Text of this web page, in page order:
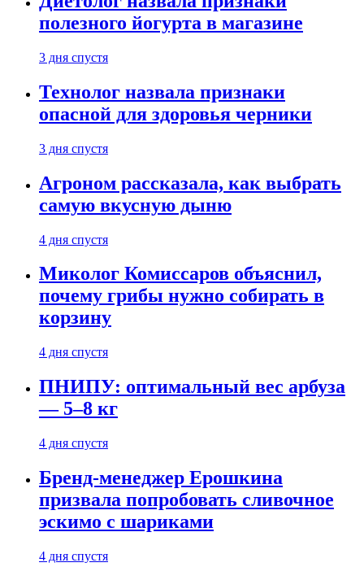
полезного йогурта в магазине
3 дня спустя
Технолог назвала признаки
опасной для здоровья черники
3 дня спустя
Агроном рассказала, как выбрать
самую вкусную дыню
4 дня спустя
Миколог Комиссаров объяснил,
почему грибы нужно собирать в
корзину
4 дня спустя
ПНИПУ: оптимальный вес арбуза
— 5–8 кг
4 дня спустя
Бренд-менеджер Ерошкина
призвала попробовать сливочное
эскимо с шариками
4 дня спустя